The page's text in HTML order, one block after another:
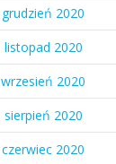
grudzień 2020
listopad 2020
wrzesień 2020
sierpień 2020
czerwiec 2020